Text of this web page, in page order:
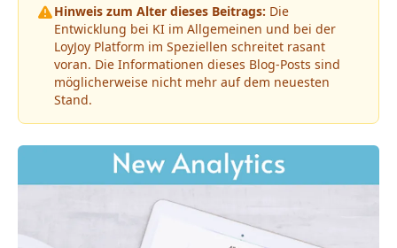
Hinweis zum Alter dieses Beitrags: Die
Entwicklung bei KI im Allgemeinen und bei der
LoyJoy Platform im Speziellen schreitet rasant
voran. Die Informationen dieses Blog-Posts sind
möglicherweise nicht mehr auf dem neuesten
Stand.